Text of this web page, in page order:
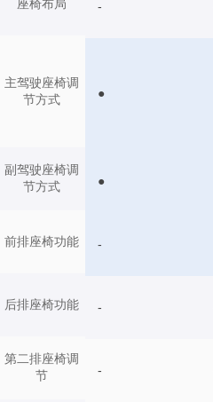
座椅布局
主驾驶座椅调
节方式
副驾驶座椅调
节方式
前排座椅功能
后排座椅功能
第二排座椅调
节
-
●
●
-
-
-